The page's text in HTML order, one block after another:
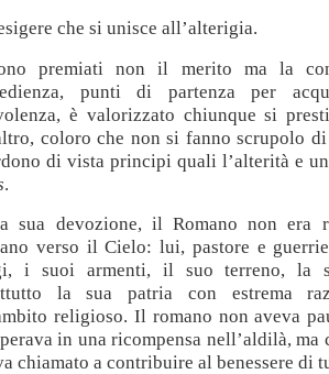
che si unisce all’alterigia.
premiati non il merito ma la
punti di partenza per
è valorizzato chiunque si
coloro che non si fanno scrupolo di
di vista principi quali l’alterità e
.
sua devozione, il Romano non era
verso il Cielo: lui, pastore e
i suoi armenti, il suo terreno, la
la sua patria con estrema
religioso. Il romano non aveva
in una ricompensa nell’aldilà, ma
chiamato a contribuire al benessere di